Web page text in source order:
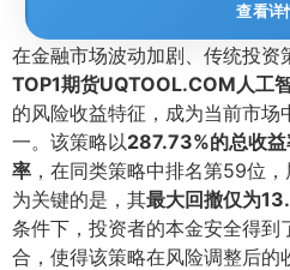
查看详
在金融市场波动加剧、传统投资
TOP1期货UQTOOL.COM人工
的风险收益特征，成为当前市场
一。该策略以287.73%的总收益
率 ，在同类策略中排名第59位
为关键的是，其最大回撤仅为
条件下，投资者的本金安全得到
合，使得该策略在风险调整后的